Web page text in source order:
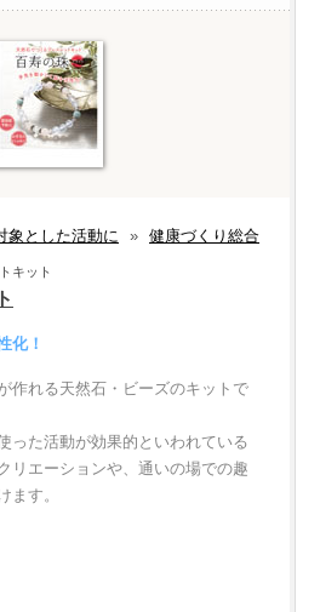
象とした活動に » 健康づくり総合
キット
化！
作れる天然石・ビーズのキットで
った活動が効果的といわれている
リエーションや、通いの場での趣
ます。